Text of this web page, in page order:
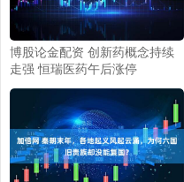
博股论金配资 创新药概念持续
走强 恒瑞医药午后涨停